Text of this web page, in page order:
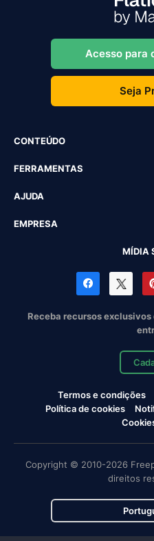
Acesso para
Seja
CONTEÚDO
FERRAMENTAS
AJUDA
EMPRESA
MÍDIA
Receba recursos
Termos e condições
Política de cookies
Copyright © 2010-2026
direitos